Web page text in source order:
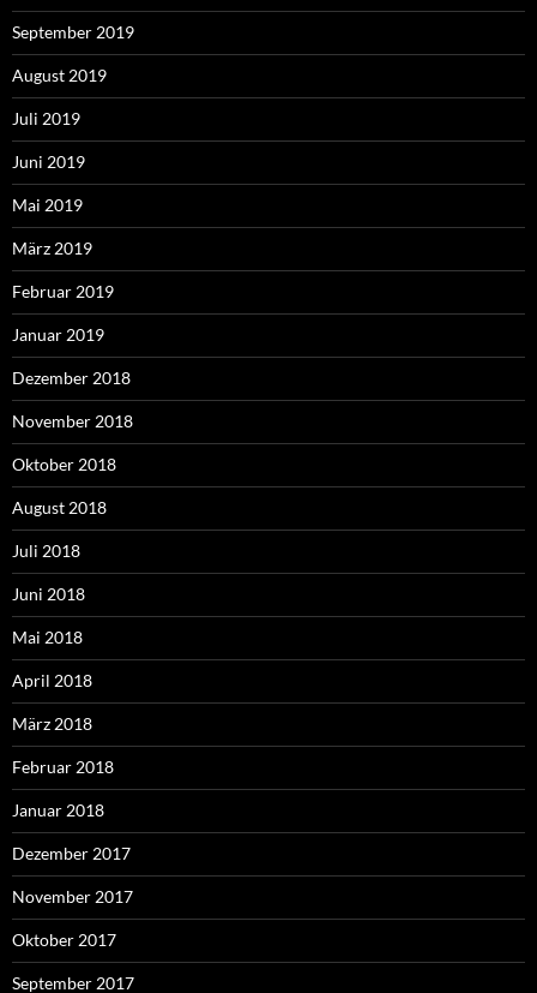
September 2019
August 2019
Juli 2019
Juni 2019
Mai 2019
März 2019
Februar 2019
Januar 2019
Dezember 2018
November 2018
Oktober 2018
August 2018
Juli 2018
Juni 2018
Mai 2018
April 2018
März 2018
Februar 2018
Januar 2018
Dezember 2017
November 2017
Oktober 2017
September 2017